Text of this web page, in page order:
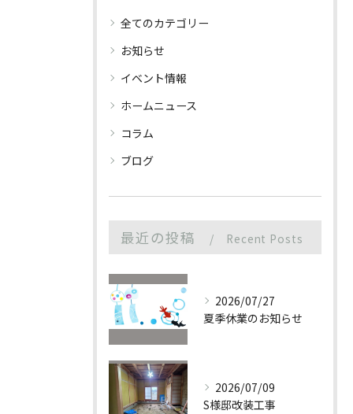
全てのカテゴリー
お知らせ
イベント情報
ホームニュース
コラム
ブログ
最近の投稿 Recent Posts
2026/07/27
夏季休業のお知らせ
2026/07/09
S様邸改装工事
お問い合わせはこちら